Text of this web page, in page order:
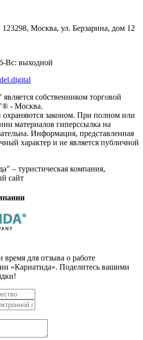
123298, Москва, ул. Берзарина, дом 12
Вс: выходной
собственником торговой
- Москва.
законом. При полном или
материалов гиперссылка на
Информация, представленная
характер и не является публичной
– туристическая компания,
сайт
для отзыва о работе
«Кариатида». Поделитесь вашими